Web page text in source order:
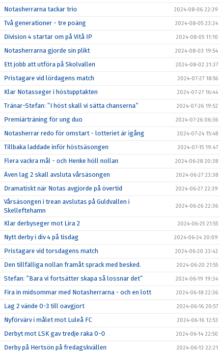
Notasherrarna tackar trio 2024-08-06 22:39
Två generationer - tre poäng 2024-08-05 23:24
Division 4 startar om på Vitå IP 2024-08-05 11:10
Notasherrarna gjorde sin plikt 2024-08-03 19:54
Ett jobb att utföra på Skolvallen 2024-08-02 21:37
Pristagare vid lördagens match 2024-07-27 18:56
Klar Notasseger i höstupptakten 2024-07-27 16:44
Tränar-Stefan: ”I höst skall vi sätta chanserna” 2024-07-26 19:52
Premiärträning för ung duo 2024-07-26 06:36
Notasherrar redo för omstart - lotteriet är igång 2024-07-24 15:48
Tillbaka laddade inför höstsäsongen 2024-07-15 19:47
Flera vackra mål - och Henke höll nollan 2024-06-28 20:38
Även lag 2 skall avsluta vårsäsongen 2024-06-27 23:38
Dramatiskt när Notas avgjorde på övertid 2024-06-27 22:39
Vårsäsongen i trean avslutas på Guldvallen i
Skelleftehamn
2024-06-26 22:36
Klar derbyseger mot Lira 2 2024-06-25 21:55
Nytt derby i div 4 på tisdag 2024-06-24 20:09
Pristagare vid torsdagens match 2024-06-20 23:42
Den tillfälliga nollan framåt sprack med besked. 2024-06-20 21:55
Stefan: ”Bara vi fortsätter skapa så lossnar det” 2024-06-19 19:34
Fira in midsommar med Notasherrarna - och en lott 2024-06-18 22:36
Lag 2 vände 0-3 till oavgjort 2024-06-16 20:57
Nyförvärv i målet mot Luleå FC 2024-06-16 12:53
Derbyt mot LSK gav tredje raka 0-0 2024-06-14 22:50
Derby på Hertsön på fredagskvällen 2024-06-13 22:21